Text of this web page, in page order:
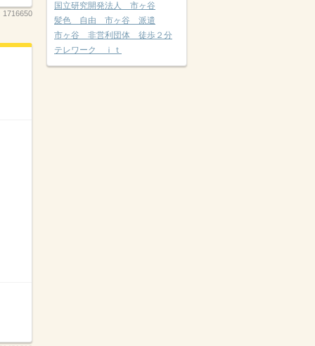
1716650
国立研究開発法人 市ヶ谷
髪色 自由 市ヶ谷 派遣
市ヶ谷 非営利団体 徒歩２分
テレワーク ｉｔ